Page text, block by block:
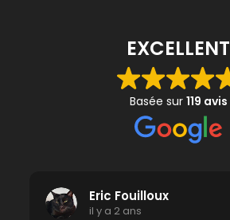
EXCELLENT
Basée sur 119 avis
Eric Fouilloux
il y a 2 ans